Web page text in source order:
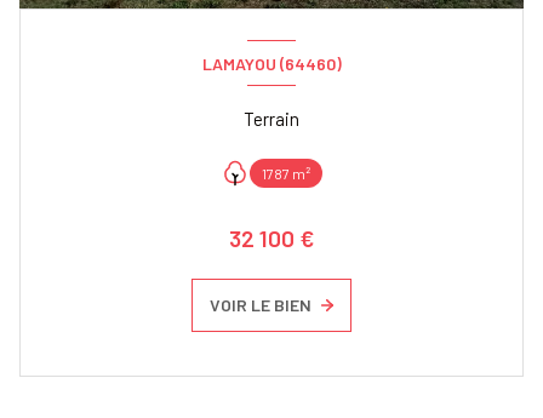
LAMAYOU (64460)
Terrain
1787 m²
32 100 €
VOIR LE BIEN